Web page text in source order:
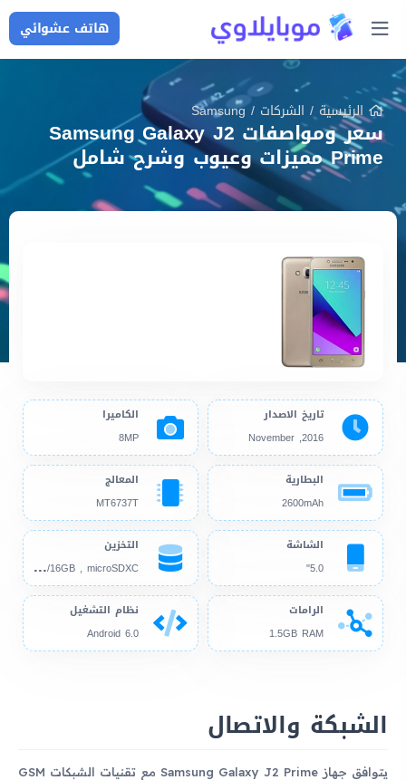
هاتف عشوائي
الرئيسية/ الشركات /
Samsung
سعر ومواصفات Samsung Galaxy J2
Prime مميزات وعيوب وشرح شامل
تاريخ الاصدار
2016, November
الكاميرا
8MP
البطارية
2600mAh
المعالج
MT6737T
الشاشة
5.0"
التخزين
8GB
/16GB , microSDXC
الرامات
1.5GB RAM
نظام التشغيل
Android 6.0
الشبكة والاتصال
يتوافق جهاز Samsung Galaxy J2 Prime مع تقنيات الشبكات GSM